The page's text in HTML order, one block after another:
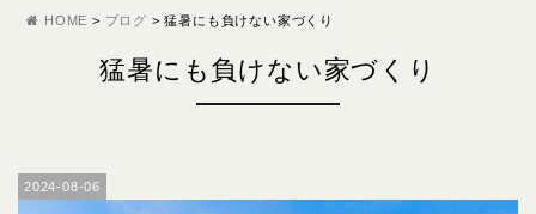
HOME > ブログ >猛暑にも負けない家づくり
猛暑にも負けない家づくり
2024-08-06